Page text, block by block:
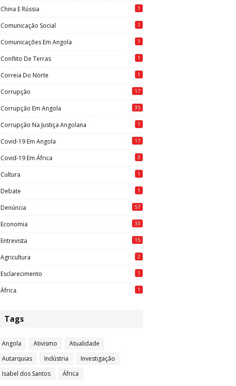
China E Rússia 1
Comunicação Social 1
Comunicações Em Angola 1
Conflito De Terras 1
Correia Do Norte 1
Corrupção 17
Corrupção Em Angola 35
Corrupção Na Justiça Angolana 1
Covid-19 Em Angola 17
Covid-19 Em África 3
Cultura 1
Debate 1
Denúncia 57
Economia 33
Entrevista 15
Agricultura 2
Esclarecimento 1
África 1
Tags
Angola Ativismo
Atualidade
Autarquias
Indústria
Investigação
Isabel dos Santos
África